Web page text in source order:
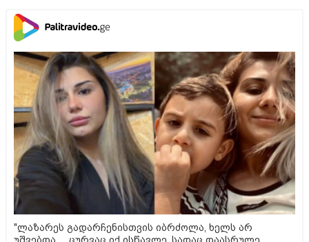
"ლაზარეს გადარჩენისთვის იბრძოლა, ხელს არ
უშვებდა… ცურვაც იქ ისწავლე, სადაც დაასრულე